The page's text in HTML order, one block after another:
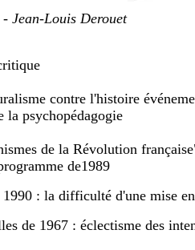
- Jean-Louis Derouet
contre l'histoire
la psychopédagogie
de la Révolution
de1989
: la difficulté d'une mise
de 1967 : éclectisme des